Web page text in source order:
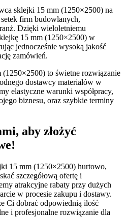
sklejki 15 mm (1250×2500) na
firm budowlanych,
Dzięki wieloletniemu
15 mm (1250×2500) w
jednocześnie wysoką jakość
zamówień.
to świetne rozwiązanie
dostawcy materiałów w
elastyczne warunki współpracy,
biznesu, oraz szybkie terminy
aby złożyć
15 mm (1250×2500) hurtowo,
szczegółową ofertę i
atrakcyjne rabaty przy dużych
w procesie zakupu i dostawy.
Ci dobrać odpowiednią ilość
i profesjonalne rozwiązanie dla